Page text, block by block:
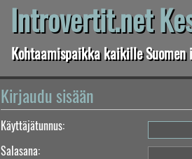
Introvertit.net
Kohtaamispaikka kaikille
Kirjaudu sisään
Käyttäjätunnus:
Salasana: